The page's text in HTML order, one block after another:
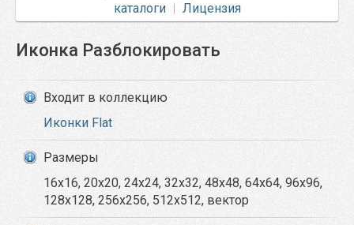
каталоги
Лицензия
Иконка Разблокировать
Входит в коллекцию
Иконки Flat
Размеры
16x16, 20x20, 24x24, 32x32, 48x48, 64x64, 96x96,
128x128, 256x256, 512x512, вектор